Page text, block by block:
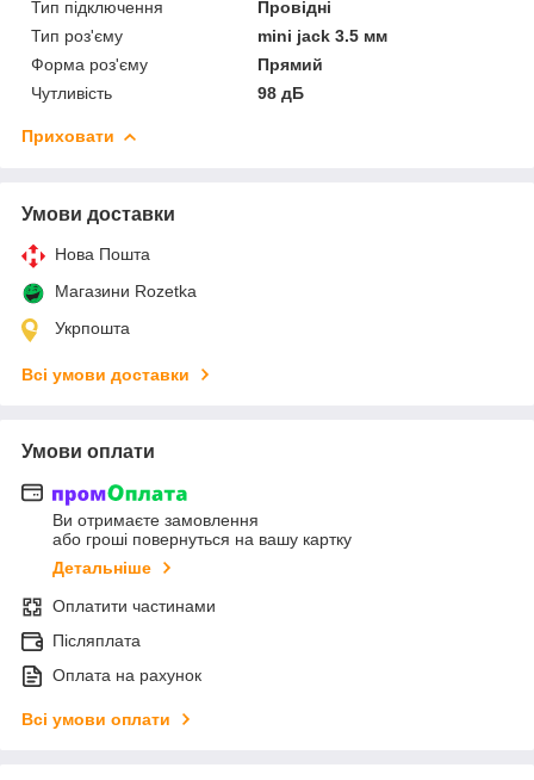
Тип підключення
Провідні
Тип роз'єму
mini jack 3.5 мм
Форма роз'єму
Прямий
Чутливість
98 дБ
Приховати
Умови доставки
Нова Пошта
Магазини Rozetka
Укрпошта
Всі умови доставки
Умови оплати
Ви отримаєте замовлення
або гроші повернуться на вашу картку
Детальніше
Оплатити частинами
Післяплата
Оплата на рахунок
Всі умови оплати